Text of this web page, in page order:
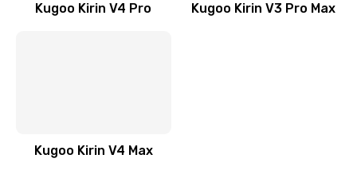
Kugoo Kirin V4 Pro Kugoo Kirin V3 Pro Max
Kugoo Kirin V4 Max